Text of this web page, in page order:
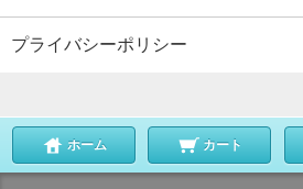
プライバシーポリシー
ホーム カート